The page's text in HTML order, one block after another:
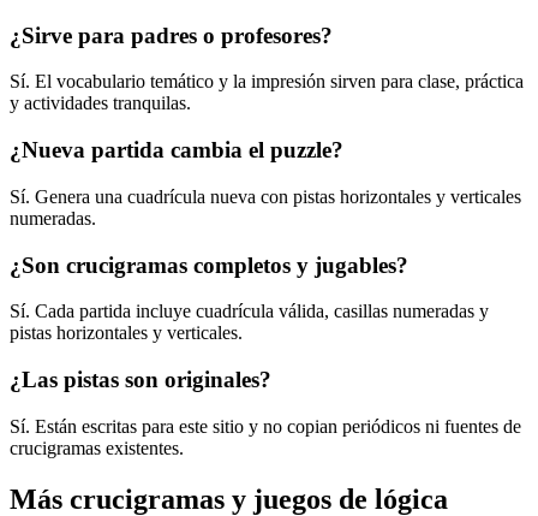
¿Sirve para padres o profesores?
Sí. El vocabulario temático y la impresión sirven para clase, práctica
y actividades tranquilas.
¿Nueva partida cambia el puzzle?
Sí. Genera una cuadrícula nueva con pistas horizontales y verticales
numeradas.
¿Son crucigramas completos y jugables?
Sí. Cada partida incluye cuadrícula válida, casillas numeradas y
pistas horizontales y verticales.
¿Las pistas son originales?
Sí. Están escritas para este sitio y no copian periódicos ni fuentes de
crucigramas existentes.
Más crucigramas y juegos de lógica